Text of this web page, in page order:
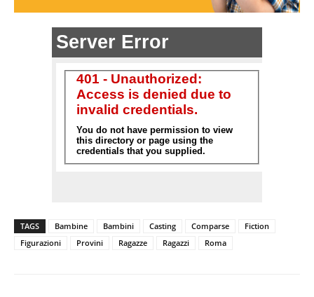
TAGS Bambine Bambini Casting Comparse
Fiction
Figurazioni
Provini Ragazze Ragazzi Roma